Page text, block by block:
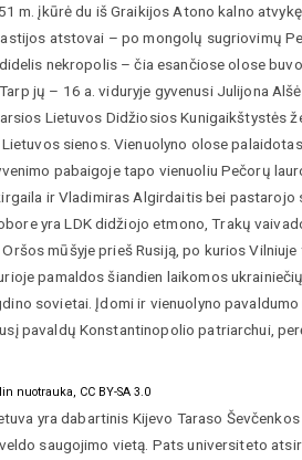
m. įkūrė du iš Graikijos Atono kalno
atstovai – po mongolų sugriovimų
nekropolis – čia esančiose olose
jų – 16 a. viduryje gyvenusi Julijona
Lietuvos Didžiosios Kunigaikštystės
sienos. Vienuolyno olose
pabaigoje tapo vienuoliu Pečorų
ir Vladimiras Algirdaitis bei
yra LDK didžiojo etmono, Trakų
mūšyje prieš Rusiją, po kurios
pamaldos šiandien laikomos
sovietai. Įdomi ir vienuolyno
pavaldų Konstantinopolio patriarchui,
nuotrauka, CC BY-SA 3.0
yra dabartinis Kijevo Taraso
saugojimo vietą. Pats universiteto